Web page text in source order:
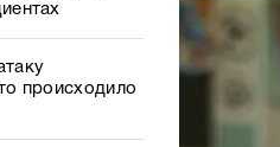
происходило